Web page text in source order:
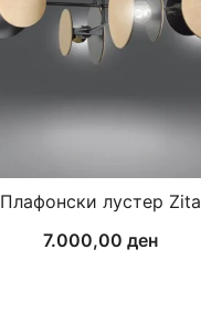
Плафонски лустер Zita
7.000,00 ден